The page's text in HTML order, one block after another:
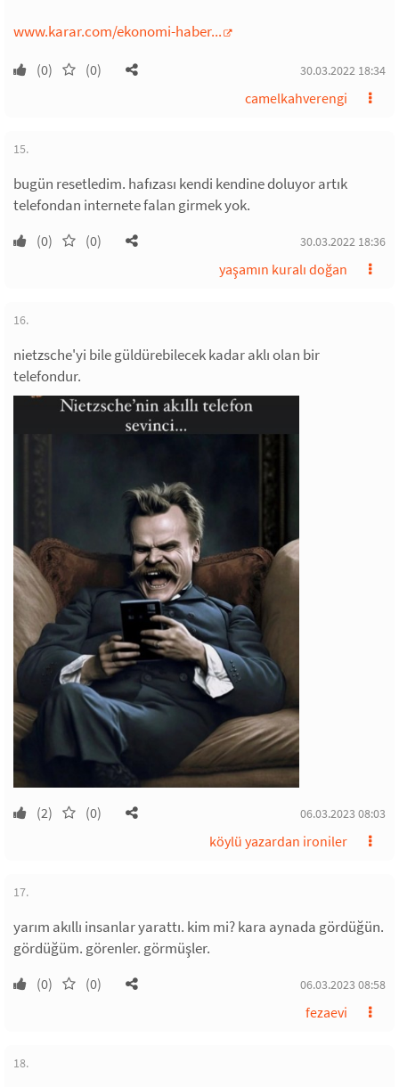
www.karar.com/ekonomi-haber...
(0) (0) 30.03.2022 18:34
camelkahverengi
15.
bugün resetledim. hafızası kendi kendine doluyor artık
telefondan internete falan girmek yok.
(0) (0) 30.03.2022 18:36
yaşamın kuralı doğan
16.
nietzsche'yi bile güldürebilecek kadar aklı olan bir
telefondur.
(2) (0) 06.03.2023 08:03
köylü yazardan ironiler
17.
yarım akıllı insanlar yarattı. kim mi? kara aynada gördüğün.
gördüğüm. görenler. görmüşler.
(0) (0) 06.03.2023 08:58
fezaevi
18.